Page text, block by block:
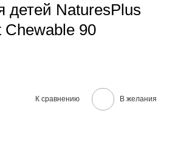
детей NaturesPlus
Chewable 90
К сравнению В желания